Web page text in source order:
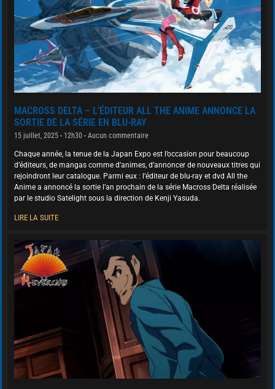
MACROSS DELTA – L’ÉDITEUR ALL THE ANIME ANNONCE LA
SORTIE DE LA SÉRIE EN BLU-RAY
15 juillet, 2025 12h30 Aucun commentaire
Chaque année, la tenue de la Japan Expo est l’occasion pour beaucoup
d’éditeurs, de mangas comme d’animes, d’annoncer de nouveaux titres qui
rejoindront leur catalogue. Parmi eux : l’éditeur de blu-ray et dvd All the
Anime a annoncé la sortie l’an prochain de la série Macross Delta réalisée
par le studio Satelight sous la direction de Kenji Yasuda.
LIRE LA SUITE